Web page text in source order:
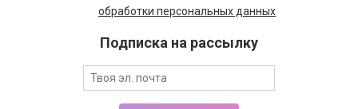
обработки персональных данных
Подписка на рассылку